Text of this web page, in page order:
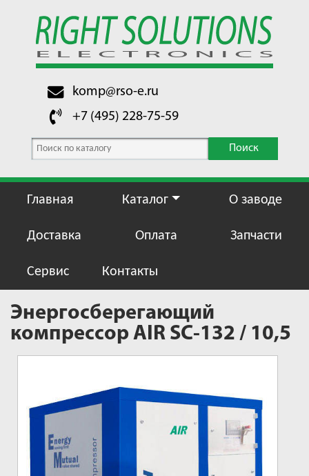
komp@rso-e.ru
+7 (495) 228-75-59
Поиск
Главная Каталог О заводе
Доставка Оплата Запчасти
Сервис Контакты
Энергосберегающий
компрессор AIR SC-132 / 10,5